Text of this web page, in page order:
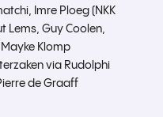
Imre Ploeg (NKK
Lems, Guy Coolen,
Klomp
via Rudolphi
de Graaff